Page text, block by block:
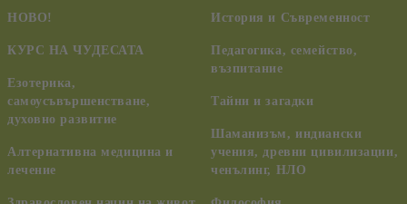
НОВО!
КУРС НА ЧУДЕСАТА
Езотерика,
самоусъвършенстване,
духовно развитие
Алтернативна медицина и
лечение
История и Съвременност
Педагогика, семейство,
възпитание
Тайни и загадки
Шаманизъм, индиански
учения, древни цивилизации,
ченълинг, НЛО